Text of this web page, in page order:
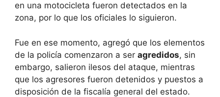
en una motocicleta fueron detectados en la
zona, por lo que los oficiales lo siguieron.
Fue en ese momento, agregó que los elementos
de la policía comenzaron a ser agredidos, sin
embargo, salieron ilesos del ataque, mientras
que los agresores fueron detenidos y puestos a
disposición de la fiscalía general del estado.